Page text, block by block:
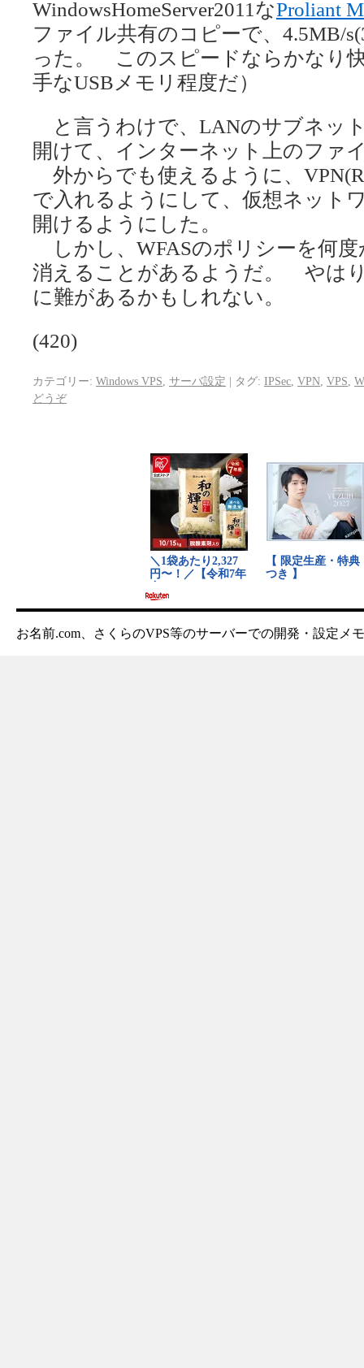
WindowsHomeServer2011なProliant
ファイル共有のコピーで、4.5MB/
った。 このスピードならかなり
手なUSBメモリ程度だ）
と言うわけで、LANのサブネッ
開けて、インターネット上のファ
外からでも使えるように、
で入れるようにして、仮想ネット
開けるようにした。
しかし、WFASのポリシーを何
消えることがあるようだ。 やは
に難があるかもしれない。
(420)
カテゴリー: Windows VPS サーバ設定 | タグ: IPSec VPN VPS
どうぞ
お名前.com、さくらのVPS等のサーバーでの開発・設定メモ